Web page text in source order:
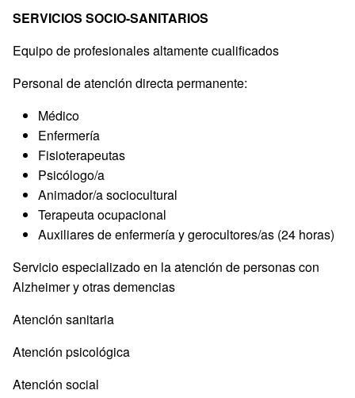
SERVICIOS SOCIO-SANITARIOS
Equipo de profesionales altamente cualificados
Personal de atención directa permanente:
Médico
Enfermería
Fisioterapeutas
Psicólogo/a
Animador/a sociocultural
Terapeuta ocupacional
Auxiliares de enfermería y gerocultores/as (24 horas)
Servicio especializado en la atención de personas con
Alzheimer y otras demencias
Atención sanitaria
Atención psicológica
Atención social